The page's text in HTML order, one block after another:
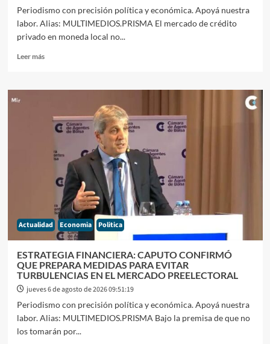
Periodismo con precisión política y económica. Apoyá nuestra
labor. Alias: MULTIMEDIOS.PRISMA El mercado de crédito
privado en moneda local no...
Leer másLeer
EL
RETRAJO
JULIO:
CAYERON
LOS
PRÉSTAMOS
PERSONALES
EL
FINANCIAMIENTO
TARJETAS
Actualidad Economia Politica
ESTRATEGIA FINANCIERA: CAPUTO CONFIRMÓ
QUE PREPARA MEDIDAS PARA EVITAR
TURBULENCIAS EN EL MERCADO PREELECTORAL
jueves 6 de agosto de 2026 09:51:19
Periodismo con precisión política y económica. Apoyá nuestra
labor. Alias: MULTIMEDIOS.PRISMA Bajo la premisa de que no
los tomarán por...